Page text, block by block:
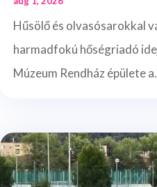
Hűsölő és olvasósarokkal
harmadfokú hőségriadó
Múzeum Rendház épülete